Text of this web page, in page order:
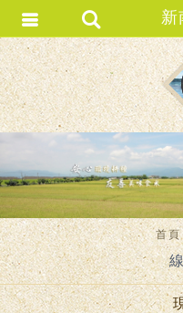
首頁
新